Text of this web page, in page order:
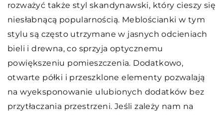
rozważyć także styl skandynawski, który cieszy się
niesłabnącą popularnością. Meblościanki w tym
stylu są często utrzymane w jasnych odcieniach
bieli i drewna, co sprzyja optycznemu
powiększeniu pomieszczenia. Dodatkowo,
otwarte półki i przeszklone elementy pozwalają
na wyeksponowanie ulubionych dodatków bez
przytłaczania przestrzeni. Jeśli zależy nam na